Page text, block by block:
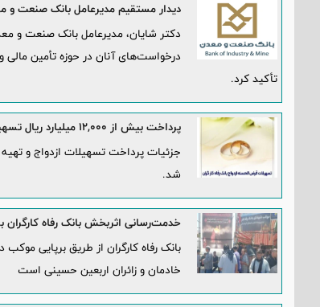
دیدار مستقیم مدیرعامل بانک صنعت و
دکتر شایان، مدیرعامل بانک صنعت و
درخواست‌های آنان در حوزه تأمین
تأکید کرد.
پرداخت بیش از ۱۲,۰۰۰ میلیارد ریال تسهیلات ازدواج در تیر ماه سال جاری توسط بانک رفاه کارگران
شد.
خدمت‌رسانی اثربخش بانک رفاه کارگران
بانک رفاه کارگران از طریق برپایی
خادمان و زائران اربعین حسینی است